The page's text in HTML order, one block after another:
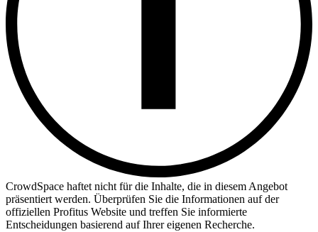
CrowdSpace haftet nicht für die Inhalte, die in diesem Angebot
präsentiert werden. Überprüfen Sie die Informationen auf der
offiziellen Profitus Website und treffen Sie informierte
Entscheidungen basierend auf Ihrer eigenen Recherche.